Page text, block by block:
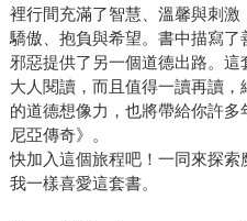
裡行間充滿了智慧、溫馨與刺激
驕傲、抱負與希望。書中描寫
邪惡提供了另一個道德出路。
大人閱讀，而且值得一讀再讀
的道德想像力，也將帶給你許
尼亞傳奇》。
快加入這個旅程吧！一同來探
我一樣喜愛這套書。